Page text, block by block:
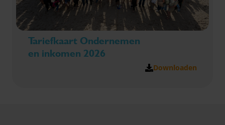
Tariefkaart Ondernemen
en inkomen 2026
Downloaden